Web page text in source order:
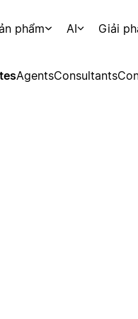
phẩm AI Giải
AgentsConsultants